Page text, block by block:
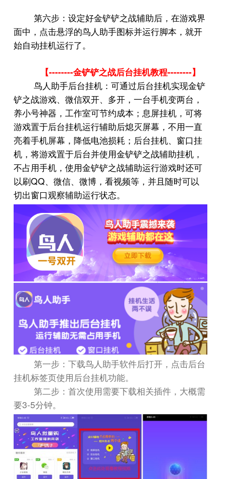
第六步：设定好金铲铲之战辅助后，在游戏界
面中，点击悬浮的鸟人助手图标并运行脚本，就开
始自动挂机运行了。
【--------金铲铲之战后台挂机教程--------】
鸟人助手后台挂机：可通过后台挂机实现金铲
铲之战游戏、微信双开、多开，一台手机变两台，
养小号神器，工作室可节约成本；息屏挂机，可将
游戏置于后台挂机运行辅助后熄灭屏幕，不用一直
亮着手机屏幕，降低电池损耗；后台挂机、窗口挂
机，将游戏置于后台并使用金铲铲之战辅助挂机，
不占用手机，使用金铲铲之战辅助运行游戏时还可
以刷QQ、微信、微博，看视频等，并且随时可以
切出窗口观察辅助运行状态。
第一步：下载鸟人助手软件后打开，点击后台
挂机标签页使用后台挂机功能。
第二步：首次使用需要下载相关插件，大概需
要3-5分钟。